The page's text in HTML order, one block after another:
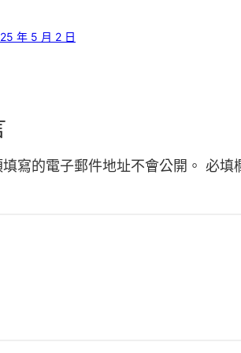
年 5 月 2 日
寫的電子郵件地址不會公開。 必填